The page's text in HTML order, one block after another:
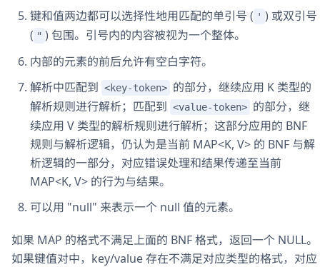
键和值两边都可以选择性地用匹配的单引号 ( ' ) 或双引号
( " ) 包围。引号内的内容被视为一个整体。
内部的元素的前后允许有空白字符。
解析中匹配到 <key-token> 的部分，继续应用 K 类型的
解析规则进行解析；匹配到 <value-token> 的部分，继
续应用 V 类型的解析规则进行解析；这部分应用的 BNF
规则与解析逻辑，仍认为是当前 MAP<K, V> 的 BNF 与解
析逻辑的一部分，对应错误处理和结果传递至当前
MAP<K, V> 的行为与结果。
可以用 "null" 来表示一个 null 值的元素。
如果 MAP 的格式不满足上面的 BNF 格式，返回一个 NULL。
如果键值对中，key/value 存在不满足对应类型的格式，对应